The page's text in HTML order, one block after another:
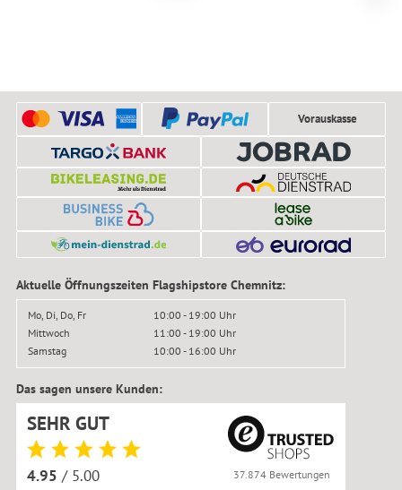
Vorauskasse
Aktuelle Öffnungszeiten Flagshipstore Chemnitz:
Mo, Di, Do, Fr
10:00 - 19:00 Uhr
Mittwoch
11:00 - 19:00 Uhr
Samstag
10:00 - 16:00 Uhr
Das sagen unsere Kunden:
SEHR GUT
4.95 / 5.00 37.874 Bewertungen